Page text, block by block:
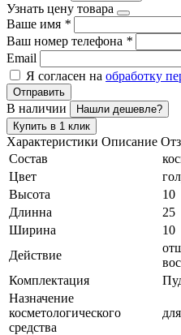
Узнать цену товара
Ваше имя *
Ваш номер телефона *
Email
Я согласен на обработку
Отправить
В наличии
Нашли дешевле?
Купить в 1 клик
Характеристики Описание
Состав
Цвет
Высота
10
Длинна
25
Ширина
10
Действие
Комплектация
Назначение
косметологического
средства